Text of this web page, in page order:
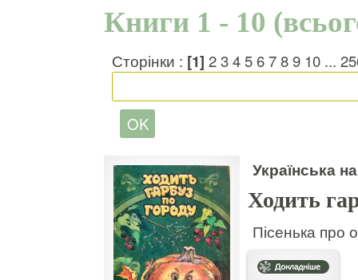
Книги 1 - 10
Сторінки : [1] 23456789 10 ...
Українська
Ходить
Пісенька про